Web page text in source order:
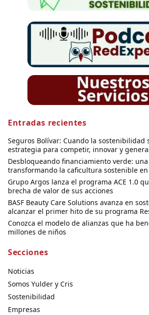
Entradas recientes
Seguros Bolívar: Cuando la sostenibilidad
estrategia para competir, innovar y
Desbloqueando financiamiento verde:
transformando la caficultura sostenible en
Grupo Argos lanza el programa ACE 1.0
brecha de valor de sus acciones
BASF Beauty Care Solutions avanza en
alcanzar el primer hito de su programa
Conozca el modelo de alianzas que ha
millones de niños
Secciones
Noticias
Somos Yulder y Cris
Sostenibilidad
Empresas